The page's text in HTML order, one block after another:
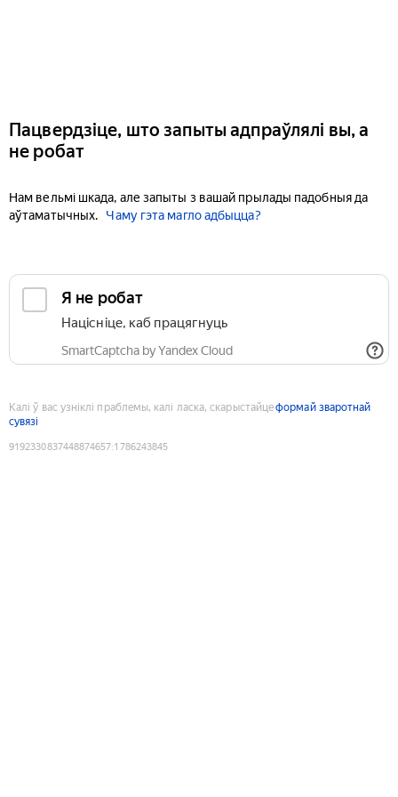
Пацвердзіце, што запыты адпраўлялі вы, а
не робат
Нам вельмі шкада, але запыты з вашай прылады падобныя да
аўтаматычных.
Чаму гэта магло адбыцца?
Я не робат
Націсніце, каб працягнуць
SmartCaptcha by Yandex Cloud
Калі ў вас узніклі праблемы, калі ласка, скарыстайцеформай зваротнай
сувязі
9192330837448874657:1786243845